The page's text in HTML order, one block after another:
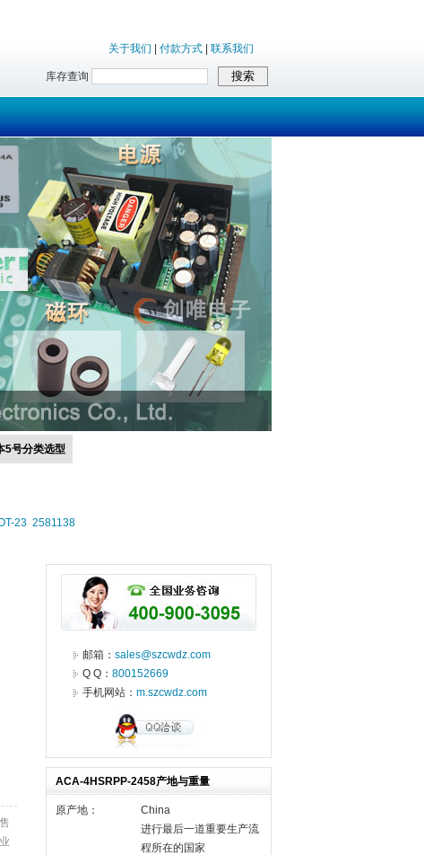
关于我们 付款方式 联系我们
库存查询
5号分类选型
23 2581138
邮箱： sales@szcwdz.com
Q Q： 800152669
手机网站： m.szcwdz.com
ACA-4HSRPP-2458产地与重量
原产地：
China
进行最后一道重要生产流
程所在的国家